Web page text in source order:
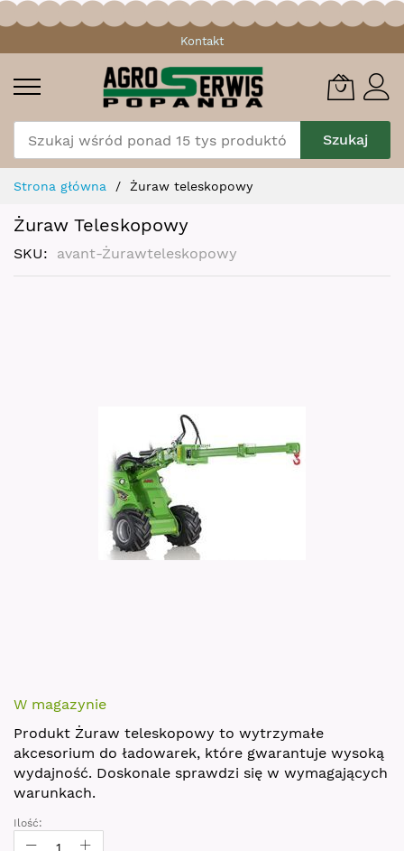
Przejdź
Kontakt
Szukaj
Strona główna Żuraw teleskopowy
Żuraw Teleskopowy
SKU avant-Żurawteleskopowy
to
beginning
of
the
images
gallery
W magazynie
Produkt Żuraw teleskopowy to wytrzymałe
akcesorium do ładowarek, które gwarantuje wysoką
wydajność. Doskonale sprawdzi się w wymagających
warunkach.
Ilość: